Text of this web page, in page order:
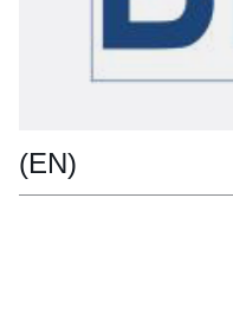
(EN)